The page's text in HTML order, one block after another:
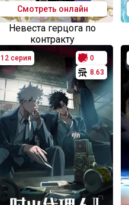
Смотреть онлайн
Невеста герцога по
контракту
12 серия
0
8.63